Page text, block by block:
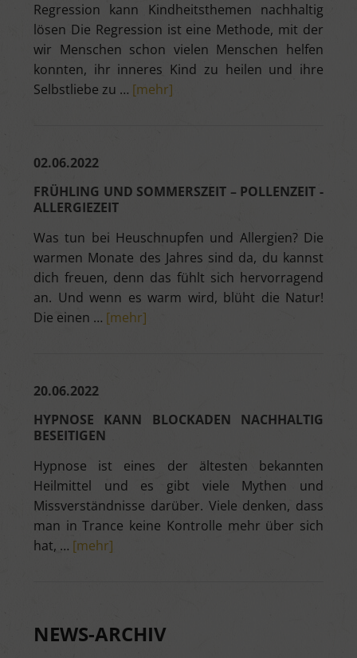
Regression kann Kindheitsthemen nachhaltig
lösen Die Regression ist eine Methode, mit der
wir Menschen schon vielen Menschen helfen
konnten, ihr inneres Kind zu heilen und ihre
Selbstliebe zu … [mehr]
02.06.2022
FRÜHLING UND SOMMERSZEIT – POLLENZEIT -
ALLERGIEZEIT
Was tun bei Heuschnupfen und Allergien? Die
warmen Monate des Jahres sind da, du kannst
dich freuen, denn das fühlt sich hervorragend
an. Und wenn es warm wird, blüht die Natur!
Die einen … [mehr]
20.06.2022
HYPNOSE KANN BLOCKADEN NACHHALTIG
BESEITIGEN
Hypnose ist eines der ältesten bekannten
Heilmittel und es gibt viele Mythen und
Missverständnisse darüber. Viele denken, dass
man in Trance keine Kontrolle mehr über sich
hat, … [mehr]
NEWS-ARCHIV